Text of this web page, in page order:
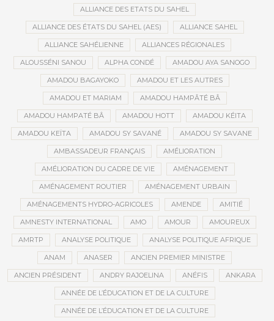
ALLIANCE DES ETATS DU SAHEL
ALLIANCE DES ÉTATS DU SAHEL (AES) ALLIANCE SAHEL
ALLIANCE SAHÉLIENNE ALLIANCES RÉGIONALES
ALOUSSÉNI SANOU ALPHA CONDÉ AMADOU AYA SANOGO
AMADOU BAGAYOKO AMADOU ET LES AUTRES
AMADOU ET MARIAM AMADOU HAMPÂTÉ BÂ
AMADOU HAMPATÉ BÂ AMADOU HOTT AMADOU KÉITA
AMADOU KEÏTA AMADOU SY SAVANÉ AMADOU SY SAVANE
AMBASSADEUR FRANÇAIS AMÉLIORATION
AMÉLIORATION DU CADRE DE VIE AMÉNAGEMENT
AMÉNAGEMENT ROUTIER AMÉNAGEMENT URBAIN
AMÉNAGEMENTS HYDRO-AGRICOLES AMENDE AMITIÉ
AMNESTY INTERNATIONAL AMO AMOUR AMOUREUX
AMRTP ANALYSE POLITIQUE ANALYSE POLITIQUE AFRIQUE
ANAM ANASER ANCIEN PREMIER MINISTRE
ANCIEN PRÉSIDENT ANDRY RAJOELINA ANÉFIS ANKARA
ANNÉE DE L’ÉDUCATION ET DE LA CULTURE
ANNÉE DE L’ÉDUCATION ET DE LA CULTURE